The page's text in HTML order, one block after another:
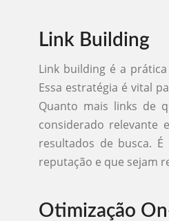
Link Building
Link building é a
Essa estratégia é vital
Quanto mais links de
considerado relevante
resultados de busca.
reputação e que sejam
Otimização